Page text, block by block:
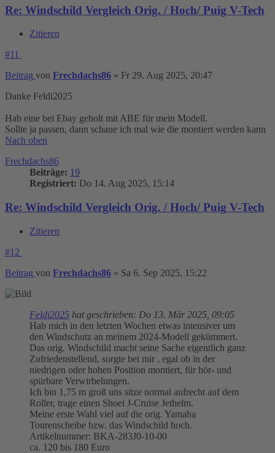
Re: Windschild Vergleich Orig. / Hoch/ Puig V-Tech
Zitieren
#11
Beitrag von Frechdachs86 » Fr 29. Aug 2025, 20:47
Danke Feldi2025
Hab eine bei Ebay geholt mit ABE für mein Modell.
Sollte ja passen, dann schaue ich mal wie die montiert werden kann
Nach oben
Frechdachs86
Beiträge: 19
Registriert: Do 14. Aug 2025, 15:14
Re: Windschild Vergleich Orig. / Hoch/ Puig V-Tech
Zitieren
#12
Beitrag von Frechdachs86 » Sa 6. Sep 2025, 15:22
Feldi2025 hat geschrieben: Do 13. Mär 2025, 09:05
Hab mich in den letzten Wochen etwas intensiver um
den Windschutz an meinem 2024-Modell gekümmert.
Das orig. Windschild macht seine Sache eigentlich ganz
Zufriedenstellend, sorgte bei mir , egal ob in der
niedrigen oder hohen Position montiert, für hör- und
spürbare Verwirbelungen.
Ich bin 1,75 m groß uns sitze normal aufrecht auf dem
Roller, trage einen Shoei J-Cruise Jethelm.
Meine erste Wahl viel auf die orig. Yamaha
Tourenscheibe bzw. das Windschild hoch.
Artikelnummer: BKA-283J0-10-00
ca. 120 bis 180 Euro